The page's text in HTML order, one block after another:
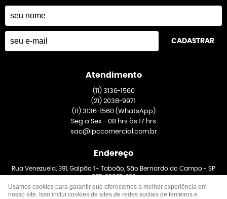
CADASTRAR
Atendimento
(11)3136-1560
(21) 2038-9971
(11)3136-1560 (WhatsApp)
Seg a Sex - 08 hrs às 17 hrs
sac@ipccomercial.com.br
Endereço
Rua Venezuela, 391, Galpão 1 - Taboão, São Bernardo do Campo- SP
CEP: 09667-020
Usamos cookies para garantir que oferecemos a melhor experiência em
nosso site. Isso inclui cookies de sites de redes sociais de terceiros e